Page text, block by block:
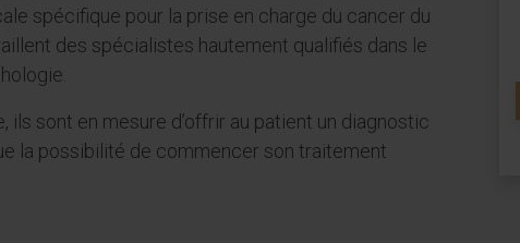
spécifique pour la prise en charge du cancer du
des spécialistes hautement qualifiés dans le
ils sont en mesure d’offrir au patient un diagnostic
la possibilité de commencer son traitement